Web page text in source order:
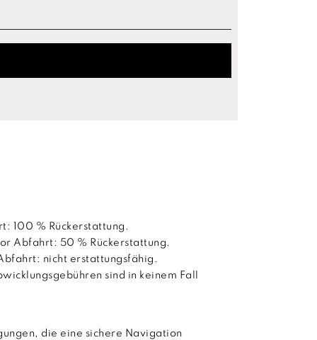
100 % Rückerstattung.
Abfahrt: 50 % Rückerstattung.
nicht erstattungsfähig.
sind in keinem Fall
die eine sichere Navigation